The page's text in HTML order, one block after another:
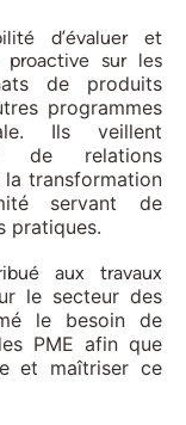
d’évaluer et
proactive sur les
de produits
programmes
Ils veillent
de relations
la transformation
servant de
pratiques.
aux travaux
le secteur des
le besoin de
PME afin que
et maîtriser ce